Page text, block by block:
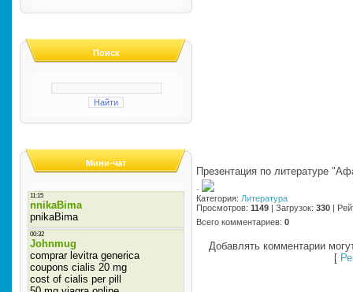
Поиск
Мини-чат
Презентация по литературе
·
Категория: Литература
Просмотров: 1149 | Загрузок: 330 |
Всего комментариев: 0
Добавлять комментарии
[